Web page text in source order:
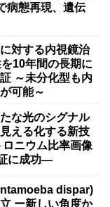
病態再現、遺伝
対する内視鏡治
10年間の長期に
～未分化型も内
可能～
な光のシグナル
える化する新技
ニウム比率画像
に成功―
dispar)
ー新しい角度か